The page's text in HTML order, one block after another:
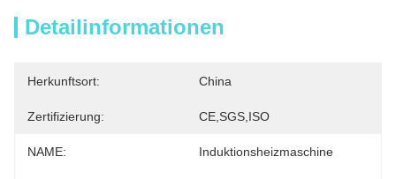
Detailinformationen
Herkunftsort: China
Zertifizierung: CE,SGS,ISO
NAME: Induktionsheizmaschine